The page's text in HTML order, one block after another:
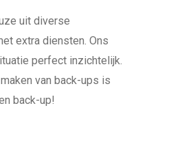
uit diverse
extra diensten. Ons
perfect inzichtelijk.
van back-ups is
back-up!